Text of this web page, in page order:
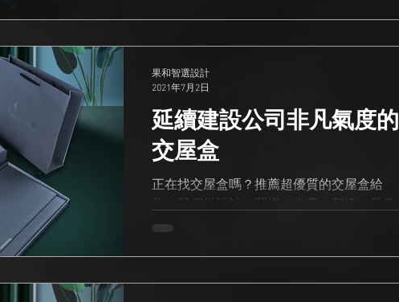
感交屋盒，為您增添出高級尊貴風采！ 歡迎
您來電預約到本公司參觀 電話：04-2206-
延續建設公司非凡氣度的
交屋盒
正在找交屋盒嗎？推薦超優質的交屋盒給
你，我們從設計、開模、生產、製造，量身
話：04-2206-8350 Email：
donguri.wise@gmail.com Handover box
果和智選設計
2021年7月2日